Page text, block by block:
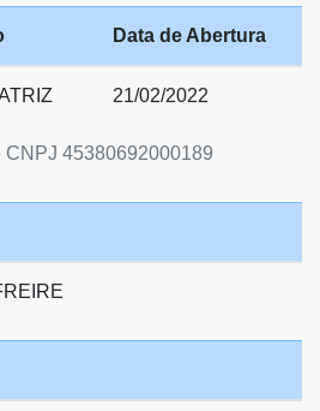
45380692000189
Data de Abertura
21/02/2022